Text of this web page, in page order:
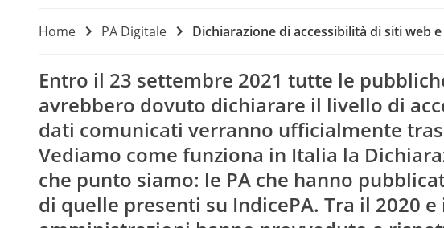
Home PA Digitale Dichiarazione di accessibilità di siti web
Entro il 23 settembre 2021 tutte le
avrebbero dovuto dichiarare il livello di
dati comunicati verranno ufficialmente
Vediamo come funziona in Italia la
che punto siamo: le PA che hanno
di quelle presenti su IndicePA. Tra il 2020